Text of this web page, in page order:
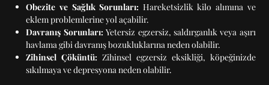
Obezite ve Sağlık Sorunları: Hareketsizlik kilo alımına ve
eklem problemlerine yol açabilir.
Davranış Sorunları:Yetersiz egzersiz, saldırganlık veya aşırı
havlama gibi davranış bozukluklarına neden olabilir.
Zihinsel Çöküntü: Zihinsel egzersiz eksikliği, köpeğinizde
sıkılmaya ve depresyona neden olabilir.